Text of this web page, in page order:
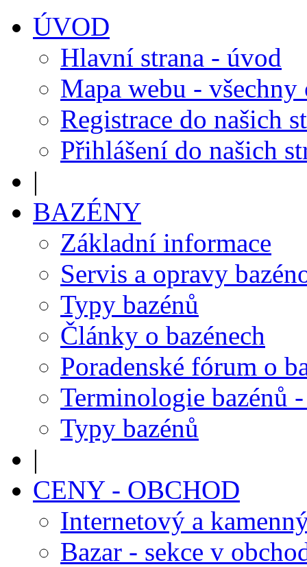
ÚVOD
Hlavní strana - úvod
Mapa webu - všechny
Registrace do našich
Přihlášení do našich
|
BAZÉNY
Základní informace
Servis a opravy
Typy bazénů
Články o bazénech
Poradenské fórum o
Terminologie bazénů
Typy bazénů
|
CENY - OBCHOD
Internetový a
Bazar - sekce v